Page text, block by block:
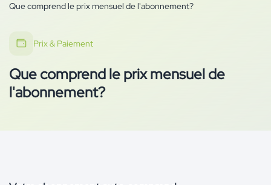
Que comprend le prix mensuel de l'abonnement?
Prix & Paiement
Que comprend le prix mensuel de
l'abonnement?